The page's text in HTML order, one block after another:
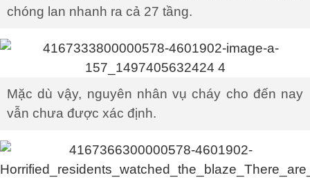
chóng lan nhanh ra cả 27 tầng.
Mặc dù vậy, nguyên nhân vụ cháy cho đến nay
vẫn chưa được xác định.